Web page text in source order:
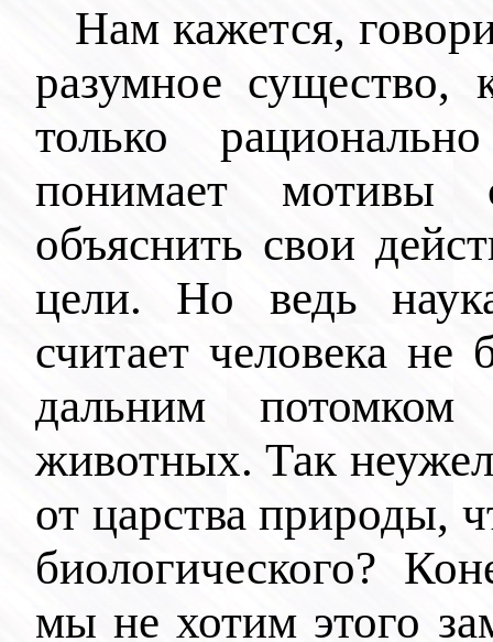
Нам кажется,
разумное существо,
только
понимает мотивы
объяснить свои
цели. Но ведь
считает человека
дальним
животных. Так
от царства природы,
биологического?
мы не хотим этого